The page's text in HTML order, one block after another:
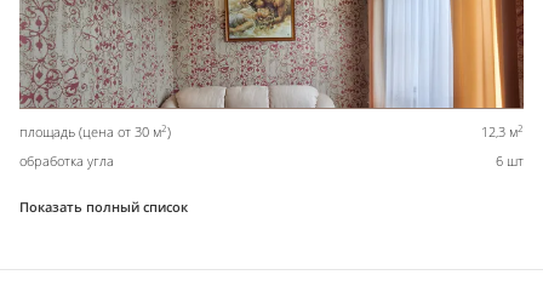
площадь (цена от 30 м2) 12,3 м2
обработка угла 6 шт
Показать полный список